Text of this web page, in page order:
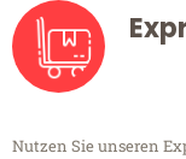
Nutzen Sie unseren